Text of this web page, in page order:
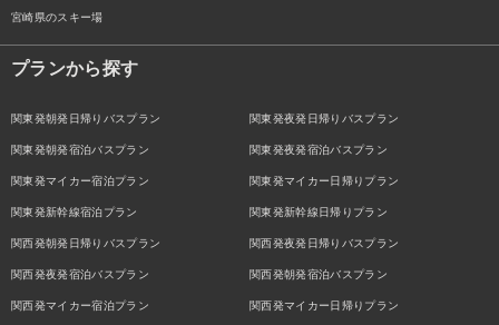
宮崎県のスキー場
プランから探す
関東発朝発日帰りバスプラン 関東発夜発日帰りバスプラン
関東発朝発宿泊バスプラン 関東発夜発宿泊バスプラン
関東発マイカー宿泊プラン 関東発マイカー日帰りプラン
関東発新幹線宿泊プラン 関東発新幹線日帰りプラン
関西発朝発日帰りバスプラン 関西発夜発日帰りバスプラン
関西発夜発宿泊バスプラン 関西発朝発宿泊バスプラン
関西発マイカー宿泊プラン 関西発マイカー日帰りプラン